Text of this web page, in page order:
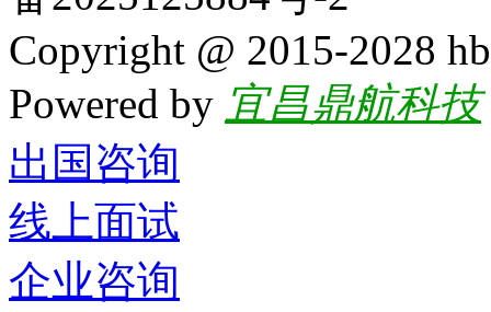
Copyright @ 2015-2028
Powered by 宜昌鼎航科技
出国咨询
线上面试
企业咨询